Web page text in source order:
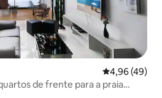
4,96 de uma
4,96 (49)
de frente para a praia